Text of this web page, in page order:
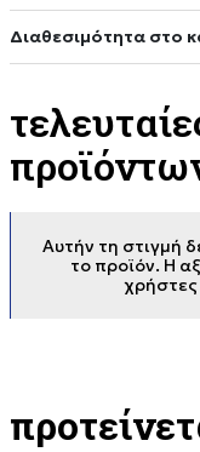
Διαθεσιμότητα στο
Αυτήν τη στιγμή
το προϊόν. Η